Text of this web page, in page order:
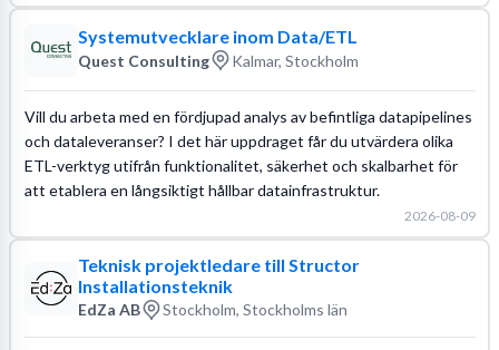
Systemutvecklare inom Data/ETL
Quest Consulting Kalmar, Stockholm
Vill du arbeta med en fördjupad analys av befintliga datapipelines
och dataleveranser? I det här uppdraget får du utvärdera olika
ETL-verktyg utifrån funktionalitet, säkerhet och skalbarhet för
att etablera en långsiktigt hållbar datainfrastruktur.
2026-08-09
Teknisk projektledare till Structor
Installationsteknik
EdZa AB Stockholm, Stockholms län